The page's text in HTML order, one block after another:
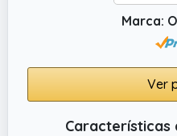
Marca:
Ver